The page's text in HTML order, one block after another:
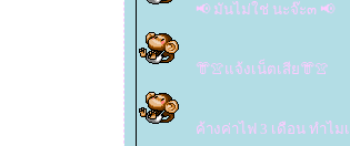
📢 มันไม่ใช่ นะจ๊ะ๓ 📢
👘👚แจ้งเน็ตเสีย👘👚
ค้างค่าไฟ 3 เดือน ทำไม